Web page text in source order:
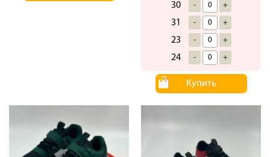
30 - +
31 - +
23 - +
24 - +
Купить